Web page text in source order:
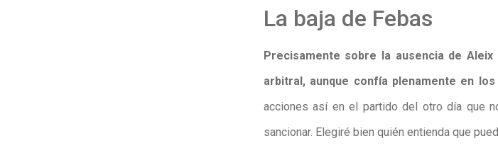
La baja de Febas
Precisamente sobre la ausencia de
arbitral, aunque confía plenamente en
acciones así en el partido del otro día que
sancionar. Elegiré bien quién entienda que